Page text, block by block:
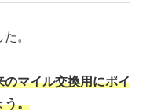
。
マイル交換用にポイ
う。